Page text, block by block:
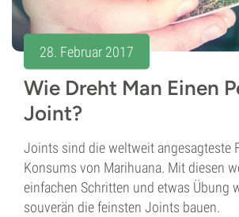
28. Februar 2017
Wie Dreht Man Einen
Joint?
Joints sind die weltweit angesagteste
Konsums von Marihuana. Mit diesen
einfachen Schritten und etwas Übung
souverän die feinsten Joints bauen.